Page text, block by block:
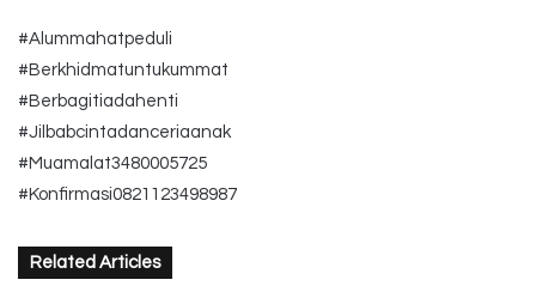
#Alummahatpeduli
#Berkhidmatuntukummat
#Berbagitiadahenti
#Jilbabcintadanceriaanak
#Muamalat3480005725
#Konfirmasi0821123498987
Related Articles